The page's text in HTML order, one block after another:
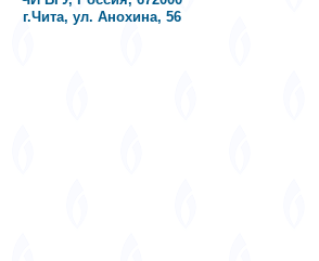
г.Чита, ул. Анохина, 56